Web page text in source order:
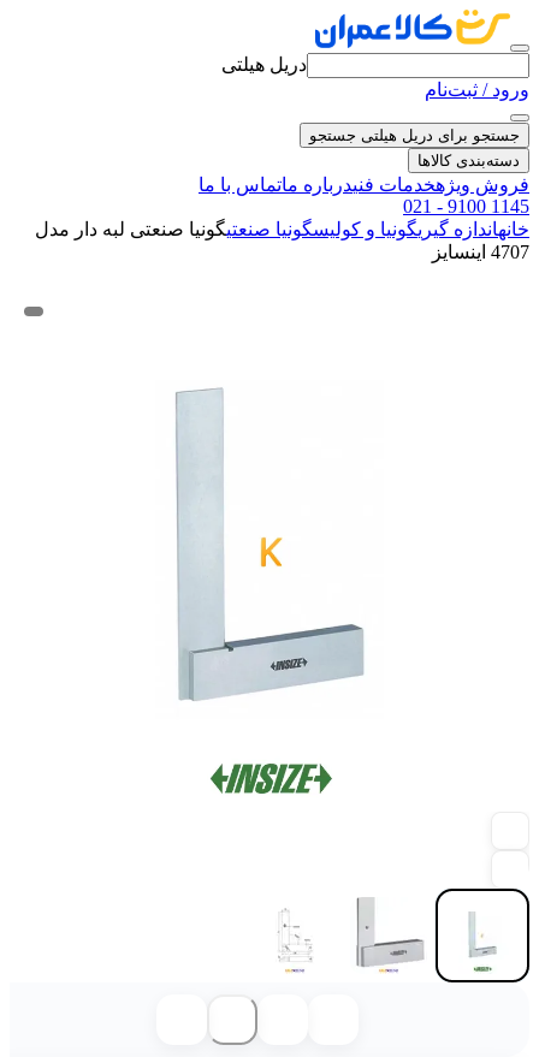
دریل هیلتی
ورود / ثبت‌نام
جستجو برای دریل هیلتی جستجو
دسته‌بندی کالاها
فروش ویژهخدمات فنیدرباره ماتماس با ما
021 - 9100 1145
خانهاندازه گیریگونیا و کولیسگونیا صنعتیگونیا صنعتی لبه دار مدل
4707 اینسایز